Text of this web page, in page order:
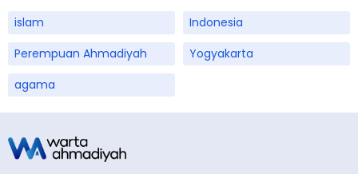
islam
Indonesia
Perempuan Ahmadiyah
Yogyakarta
agama